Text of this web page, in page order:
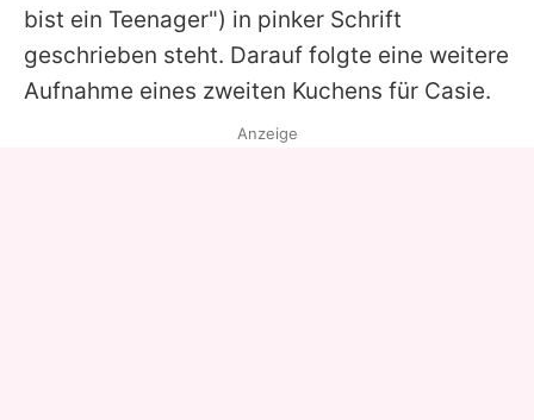
bist ein Teenager") in pinker Schrift
geschrieben steht. Darauf folgte eine weitere
Aufnahme eines zweiten Kuchens für Casie.
Anzeige